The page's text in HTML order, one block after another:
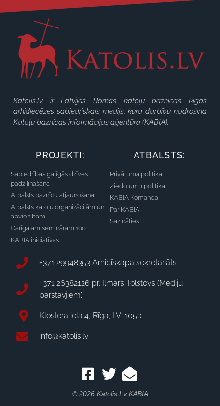
Katolis.lv ir Latvijas Romas katoļu baznīcas Rīgas
arhidiecēzes sabiedriskais medijs, kura darbību nodrošina
Katoļu baznīcas informācijas aģentūra (KABIA).
PROJEKTI:
Sabiedrības garīgās dzīves
padziļināšana
Atbalsts baznīcu atjaunošanai
Atbalsts katoļu organizācijām un
apvienībām
Garīgajam semināram 100
KABIA iniciatīvas
ATBALSTS:
Privātuma politika
Ziedojumu politika
KABIA Komanda
Par KABIA
Sazināties
+371 29948353 Arhibīskapa sekretariāts
+371 26382126 pr. Ilmārs Tolstovs (Mediju
pārstāvjiem)
Klostera iela 4, Rīga, LV-1050
info@katolis.lv
© 2026 Katolis.lv KABIA